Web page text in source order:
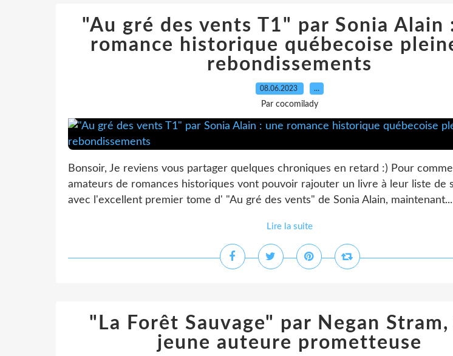
"Au gré des vents T1" par Sonia Alain
romance historique québecoise
rebondissements
08.06.2023 …
Par cocomilady
Bonsoir, Je reviens vous partager quelques chroniques en retard :) Pour
amateurs de romances historiques vont pouvoir rajouter un livre à leur liste de
avec l'excellent premier tome d' "Au gré des vents" de Sonia Alain, maintenant...
Lire la suite
"La Forêt Sauvage" par Negan Stram,
jeune auteure prometteuse